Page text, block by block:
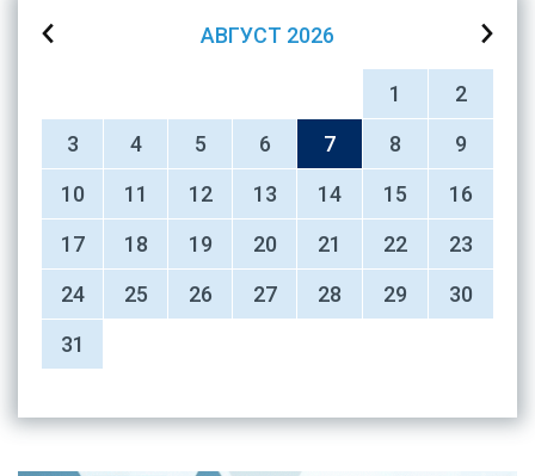
АВГУСТ 2026
1
2
3
4 5 6 7 8
9
10
11 12 13 14 15
16
17
18 19 20 21 22
23
24
25 26 27 28 29
30
31